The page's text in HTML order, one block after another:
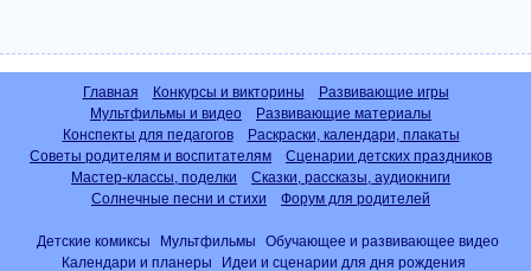
Главная Конкурсы и викторины
Развивающие игры
Мультфильмы и видео
Развивающие материалы
Конспекты для педагогов
Раскраски, календари, плакаты
Советы родителям и воспитателям
Сценарии детских праздников
Мастер-классы, поделки
Сказки, рассказы, аудиокниги
Солнечные песни и стихи
Форум для родителей
Детские комиксы Мультфильмы
Обучающее и развивающее видео
Календари и планеры
Идеи и сценарии для дня рождения